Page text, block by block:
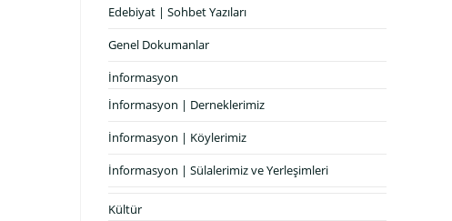
Edebiyat | Sohbet Yazıları
Genel Dokumanlar
İnformasyon
İnformasyon | Derneklerimiz
İnformasyon | Köylerimiz
İnformasyon | Sülalerimiz ve Yerleşimleri
Kültür